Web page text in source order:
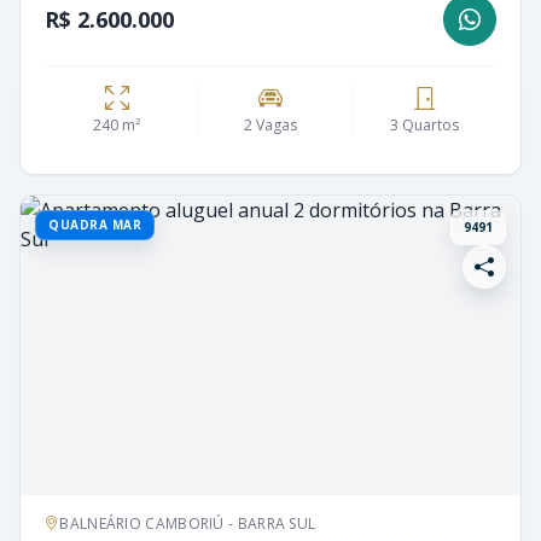
R$ 2.600.000
240 m² 2 Vagas 3 Quartos
QUADRA MAR 9491
BALNEÁRIO CAMBORIÚ - BARRA SUL